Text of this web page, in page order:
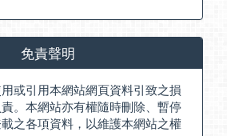
免責聲明
或引用本網站網頁資料引致之損
。本網站亦有權隨時刪除、暫停
之各項資料，以維護本網站之權